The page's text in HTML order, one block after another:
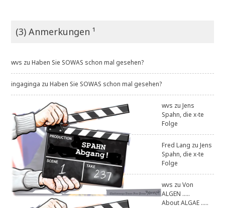
(3) Anmerkungen ¹
wvs zuHaben Sie SOWAS schon mal gesehen?
ingaginga zuHaben Sie SOWAS schon mal gesehen?
wvs zuJens
Spahn, die x-te
Folge
Fred Lang zuJens
Spahn, die x-te
Folge
wvs zuVon
ALGEN .....
About ALGAE .....